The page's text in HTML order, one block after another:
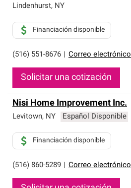
Lindenhurst, NY
(516) 551-8676 Correo electrónico
Financiación disponible
Solicitar una cotización
Nisi Home Improvement Inc.
Levitown, NY Español Disponible
(516) 860-5289 Correo electrónico
Financiación disponible